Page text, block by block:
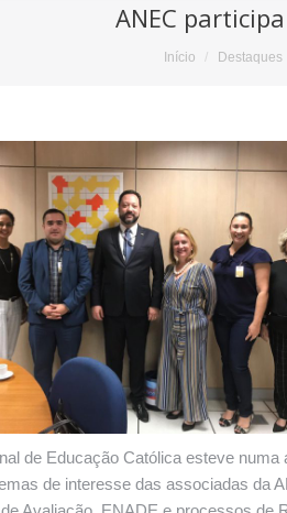
ANEC
Início Destaques
de Educação Católica esteve
de interesse das associadas da